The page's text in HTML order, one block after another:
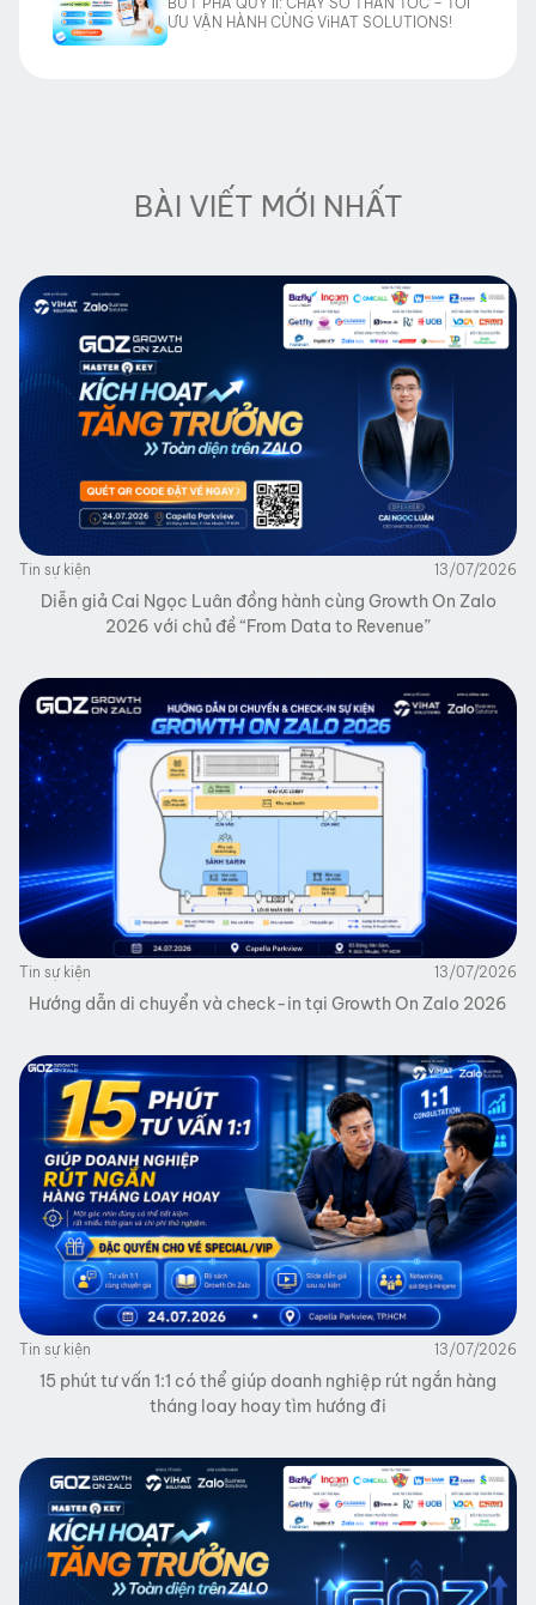
ƯU VẬN HÀNH CÙNG ViHAT SOLUTIONS!
BÀI VIẾT MỚI NHẤT
Tin sự kiện 13/07/2026
Diễn giả Cai Ngọc Luân đồng hành cùng Growth On Zalo
2026 với chủ đề “From Data to Revenue”
Tin sự kiện 13/07/2026
Hướng dẫn di chuyển và check-in tại Growth On Zalo 2026
Tin sự kiện 13/07/2026
15 phút tư vấn 1:1 có thể giúp doanh nghiệp rút ngắn hàng
tháng loay hoay tìm hướng đi